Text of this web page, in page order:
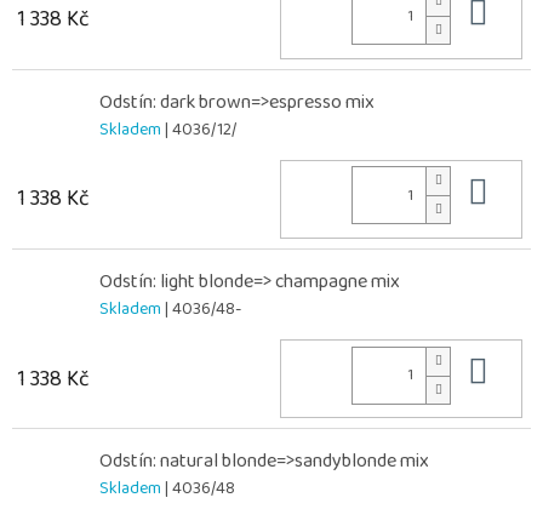
1 338 Kč
Odstín: dark brown=>espresso mix
Skladem| 4036/12/
1 338 Kč
Odstín: light blonde=> champagne mix
Skladem| 4036/48-
1 338 Kč
Odstín: natural blonde=>sandyblonde mix
Skladem| 4036/48